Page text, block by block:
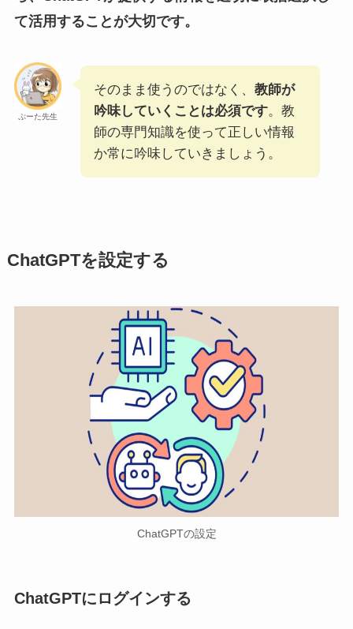
て活用することが大切です。
ぷーた先生
そのまま使うのではなく、 教師が
吟味していくことは必須です。教
師の専門知識を使って正しい情報
か常に吟味していきましょう。
ChatGPTを設定する
ChatGPTの設定
ChatGPTにログインする